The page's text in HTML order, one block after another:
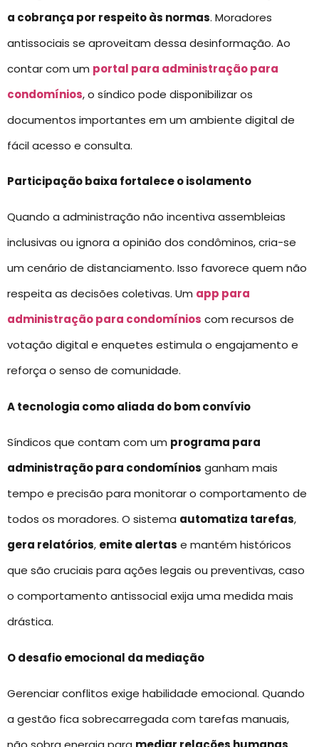
a cobrança por respeito às normas. Moradores
antissociais se aproveitam dessa desinformação. Ao
contar com um portal para administração para
condomínios, o síndico pode disponibilizar os
documentos importantes em um ambiente digital de
fácil acesso e consulta.
Participação baixa fortalece o isolamento
Quando a administração não incentiva assembleias
inclusivas ou ignora a opinião dos condôminos, cria-se
um cenário de distanciamento. Isso favorece quem não
respeita as decisões coletivas. Um app para
administração para condomínios com recursos de
votação digital e enquetes estimula o engajamento e
reforça o senso de comunidade.
A tecnologia como aliada do bom convívio
Síndicos que contam com um programa para
administração para condomínios ganham mais
tempo e precisão para monitorar o comportamento de
todos os moradores. O sistema automatiza tarefas,
gera relatórios, emite alertas e mantém históricos
que são cruciais para ações legais ou preventivas, caso
o comportamento antissocial exija uma medida mais
drástica.
O desafio emocional da mediação
Gerenciar conflitos exige habilidade emocional. Quando
a gestão fica sobrecarregada com tarefas manuais,